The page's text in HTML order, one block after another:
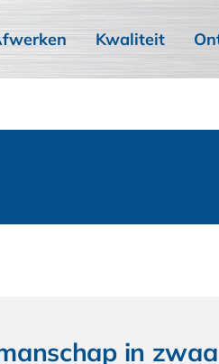
Kwaliteit
in